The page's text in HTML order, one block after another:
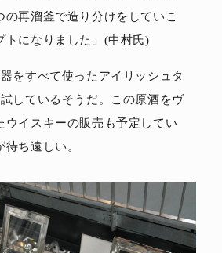
の再溜釜で造り分けをしていこ
トになりました」(中村氏)
をすべて使ったアイリッシュタ
しているそうだ。この原酒をヴ
ウイスキーの販売も予定してい
ち遠しい。